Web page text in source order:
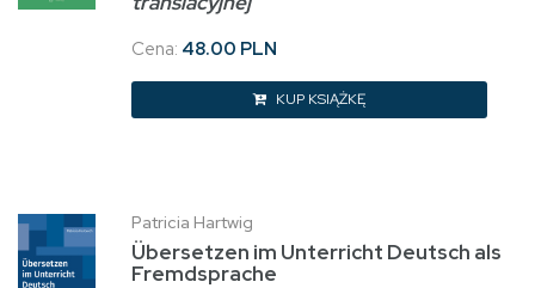
Cena: 48.00 PLN
KUP KSIĄŻKĘ
Patricia Hartwig
Übersetzen im Unterricht Deutsch als
Fremdsprache